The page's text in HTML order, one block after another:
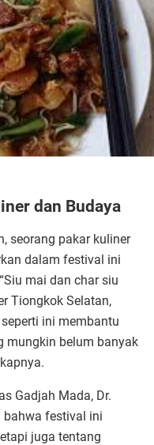
dan Budaya
seorang pakar kuliner
dalam festival ini
mai dan char siu
Tiongkok Selatan,
ini membantu
mungkin belum banyak
Gadjah Mada, Dr.
bahwa festival ini
juga tentang